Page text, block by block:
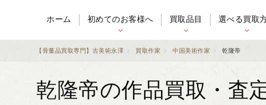
ホーム 初めてのお客様へ 買取品目 選べる買取
【骨董品買取専門】古美術永澤 買取作家 中国美術作家 乾隆帝
乾隆帝の作品買取・査